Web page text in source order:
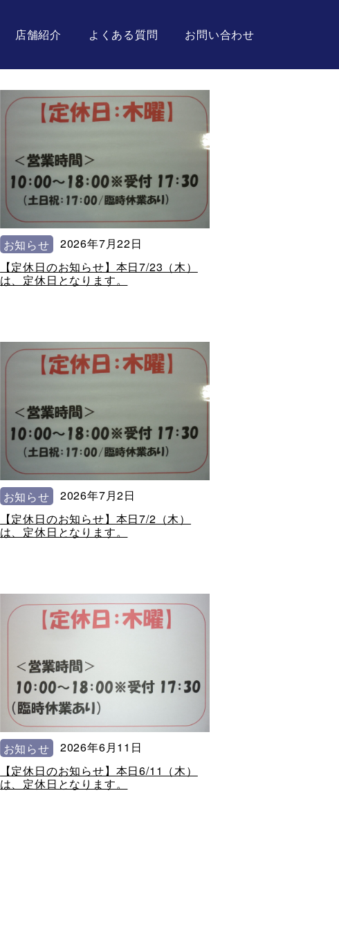
店舗紹介 よくある質問 お問い合わせ
お知らせ
2026年7月22日
【定休日のお知らせ】本日7/23（木）
は、定休日となります。
お知らせ
2026年7月2日
【定休日のお知らせ】本日7/2（木）
は、定休日となります。
お知らせ
2026年6月11日
【定休日のお知らせ】本日6/11（木）
は、定休日となります。